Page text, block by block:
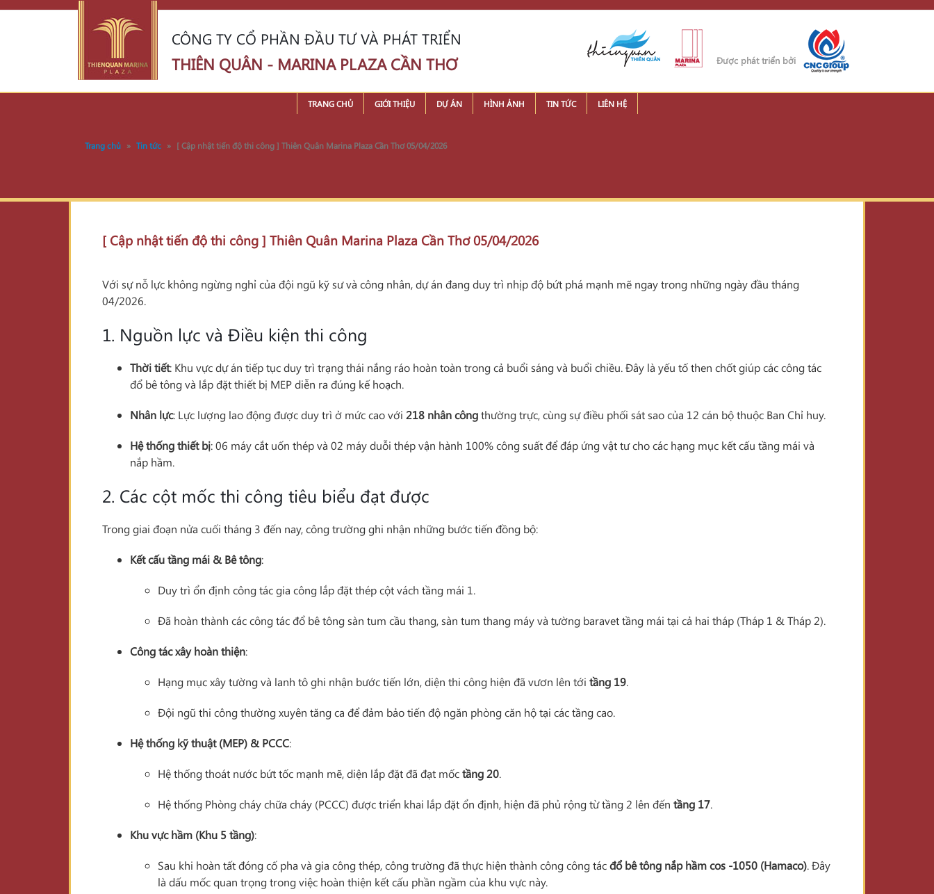
CÔNG TY CỔ PHẦN ĐẦU TƯ VÀ PHÁT TRIỂN
THIÊN QUÂN - MARINA PLAZA CẦN THƠ Được phát triển bởi
TRANG CHỦ GIỚI THIỆU DỰ ÁN HÌNH ẢNH TIN TỨC LIÊN HỆ
Trang chủ » Tin tức » [ Cập nhật tiến độ thi công ] Thiên Quân Marina Plaza Cần Thơ 05/04/2026
[ Cập nhật tiến độ thi công ] Thiên Quân Marina Plaza Cần Thơ 05/04/2026
Với sự nỗ lực không ngừng nghỉ của đội ngũ kỹ sư và công nhân, dự án đang duy trì nhịp độ bứt phá mạnh mẽ ngay trong những ngày đầu tháng
04/2026.
1. Nguồn lực và Điều kiện thi công
Thời tiết: Khu vực dự án tiếp tục duy trì trạng thái nắng ráo hoàn toàn trong cả buổi sáng và buổi chiều. Đây là yếu tố then chốt giúp các công tác
đổ bê tông và lắp đặt thiết bị MEP diễn ra đúng kế hoạch.
Nhân lực: Lực lượng lao động được duy trì ở mức cao với 218 nhân côngthường trực, cùng sự điều phối sát sao của 12 cán bộ thuộc Ban Chỉ huy.
Hệ thống thiết bị: 06 máy cắt uốn thép và 02 máy duỗi thép vận hành 100% công suất để đáp ứng vật tư cho các hạng mục kết cấu tầng mái và
nắp hầm.
2. Các cột mốc thi công tiêu biểu đạt được
Trong giai đoạn nửa cuối tháng 3 đến nay, công trường ghi nhận những bước tiến đồng bộ:
Kết cấu tầng mái & Bê tông:
Duy trì ổn định công tác gia công lắp đặt thép cột vách tầng mái 1.
Đã hoàn thành các công tác đổ bê tông sàn tum cầu thang, sàn tum thang máy và tường baravet tầng mái tại cả hai tháp (Tháp 1 & Tháp 2).
Công tác xây hoàn thiện:
Hạng mục xây tường và lanh tô ghi nhận bước tiến lớn, diện thi công hiện đã vươn lên tới tầng 19.
Đội ngũ thi công thường xuyên tăng ca để đảm bảo tiến độ ngăn phòng căn hộ tại các tầng cao.
Hệ thống kỹ thuật (MEP) & PCCC:
Hệ thống thoát nước bứt tốc mạnh mẽ, diện lắp đặt đã đạt mốctầng 20.
Hệ thống Phòng cháy chữa cháy (PCCC) được triển khai lắp đặt ổn định, hiện đã phủ rộng từ tầng 2 lên đến tầng 17.
Khu vực hầm (Khu 5 tầng):
Sau khi hoàn tất đóng cố pha và gia công thép, công trường đã thực hiện thành công công tácđổ bê tông nắp hầm cos -1050 (Hamaco). Đây
là dấu mốc quan trọng trong việc hoàn thiện kết cấu phần ngầm của khu vực này.